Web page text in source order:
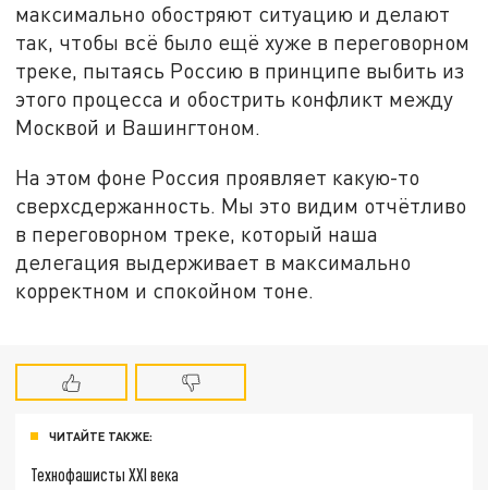
максимально обостряют ситуацию и делают
так, чтобы всё было ещё хуже в переговорном
треке, пытаясь Россию в принципе выбить из
этого процесса и обострить конфликт между
Москвой и Вашингтоном.
На этом фоне Россия проявляет какую-то
сверхсдержанность. Мы это видим отчётливо
в переговорном треке, который наша
делегация выдерживает в максимально
корректном и спокойном тоне.
ЧИТАЙТЕ ТАКЖЕ:
Технофашисты XXI века